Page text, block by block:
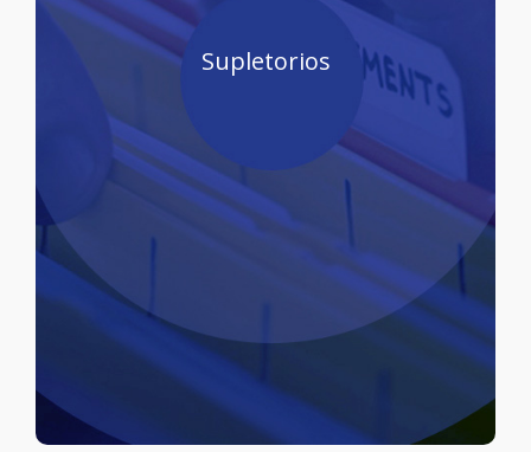
Supletorios
Procedimiento de Supletorios